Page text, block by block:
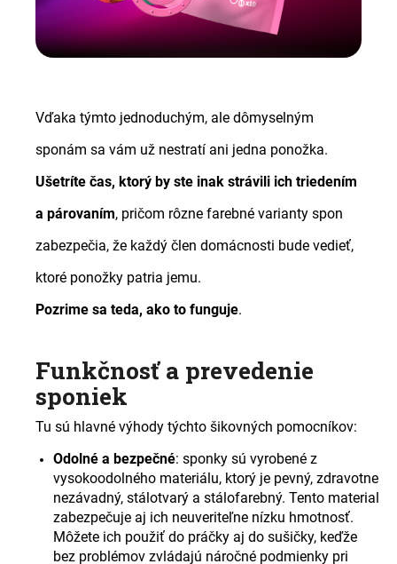
Vďaka týmto jednoduchým, ale dômyselným
sponám sa vám už nestratí ani jedna ponožka.
Ušetríte čas, ktorý by ste inak strávili ich triedením
a párovaním, pričom rôzne farebné varianty spon
zabezpečia, že každý člen domácnosti bude vedieť,
ktoré ponožky patria jemu.
Pozrime sa teda, ako to funguje.
Funkčnosť a prevedenie
sponiek
Tu sú hlavné výhody týchto šikovných pomocníkov:
Odolné a bezpečné: sponky sú vyrobené z
vysokoodolného materiálu, ktorý je pevný, zdravotne
nezávadný, stálotvarý a stálofarebný. Tento material
zabezpečuje aj ich neuveriteľne nízku hmotnosť.
Môžete ich použiť do práčky aj do sušičky, keďže
bez problémov zvládajú náročné podmienky pri